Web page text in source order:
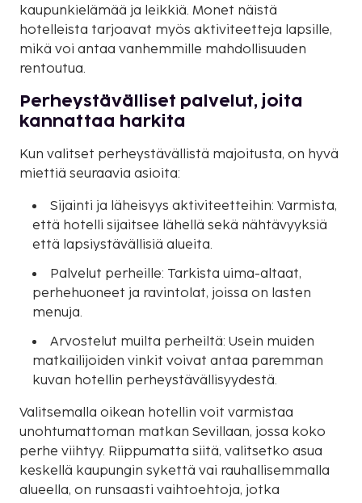
kaupunkielämää ja leikkiä. Monet näistä
hotelleista tarjoavat myös aktiviteetteja lapsille,
mikä voi antaa vanhemmille mahdollisuuden
rentoutua.
Perheystävälliset palvelut, joita
kannattaa harkita
Kun valitset perheystävällistä majoitusta, on hyvä
miettiä seuraavia asioita:
Sijainti ja läheisyys aktiviteetteihin: Varmista,
että hotelli sijaitsee lähellä sekä nähtävyyksiä
että lapsiystävällisiä alueita.
Palvelut perheille: Tarkista uima-altaat,
perhehuoneet ja ravintolat, joissa on lasten
menuja.
Arvostelut muilta perheiltä: Usein muiden
matkailijoiden vinkit voivat antaa paremman
kuvan hotellin perheystävällisyydestä.
Valitsemalla oikean hotellin voit varmistaa
unohtumattoman matkan Sevillaan, jossa koko
perhe viihtyy. Riippumatta siitä, valitsetko asua
keskellä kaupungin sykettä vai rauhallisemmalla
alueella, on runsaasti vaihtoehtoja, jotka